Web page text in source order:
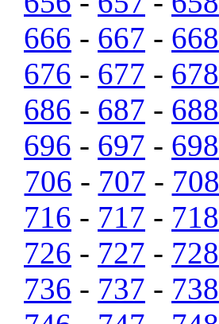
666 - 667 - 668
676 - 677 - 678
686 - 687 - 688
696 - 697 - 698
706 - 707 - 708
716 - 717 - 718
726 - 727 - 728
736 - 737 - 738